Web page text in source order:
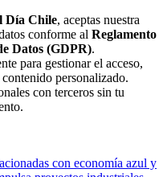
Día Chile, aceptas nuestra
conforme al Reglamento
Datos (GDPR).
para gestionar el acceso,
personalizado.
con terceros sin tu
con economía azul y